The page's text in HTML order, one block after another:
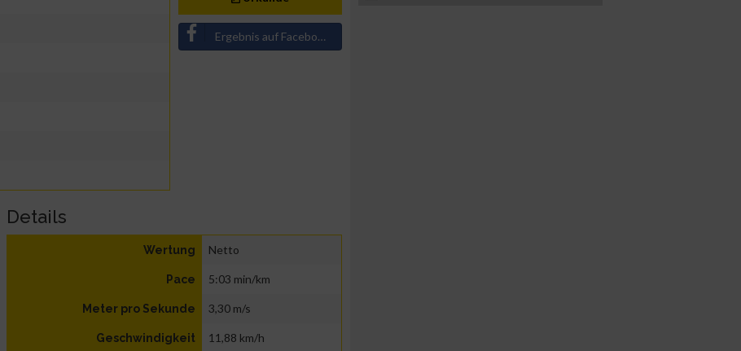
Ergebnis auf Facebook teilen
Details
Wertung Netto
Pace 5:03 min/km
Meter pro Sekunde 3,30 m/s
Geschwindigkeit 11,88 km/h